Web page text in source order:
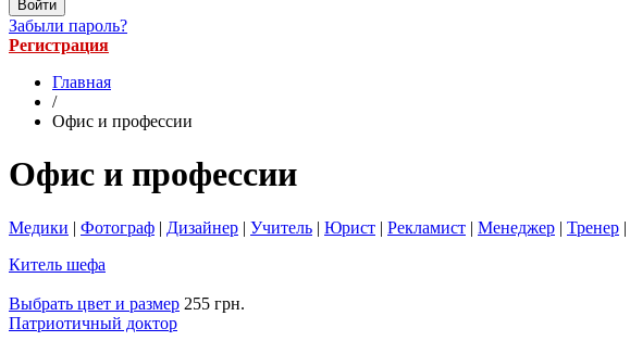
Забыли пароль?
Регистрация
Главная
/
Офис и профессии
Офис и профессии
Медики | Фотограф | Дизайнер | Учитель | Юрист | Рекламист | Менеджер | Тренер |
Китель шефа
Выбрать цвет и размер 255 грн.
Патриотичный доктор